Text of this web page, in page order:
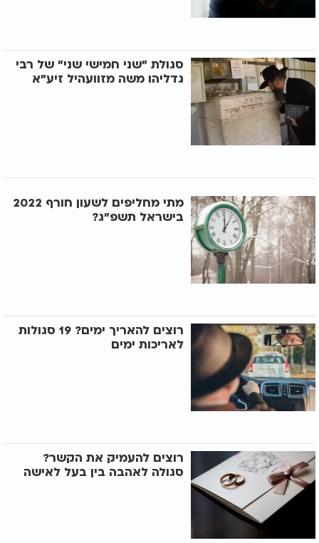
סגולת "שני חמישי שני" של רבי
גדליהו משה מזוועהיל זיע"א
מתי מחליפים לשעון חורף 2022
בישראל תשפ"ג?
רוצים להאריך ימים? 19 סגולות
לאריכות ימים
רוצים להעמיק את הקשר?
סגולה לאהבה בין בעל לאישה